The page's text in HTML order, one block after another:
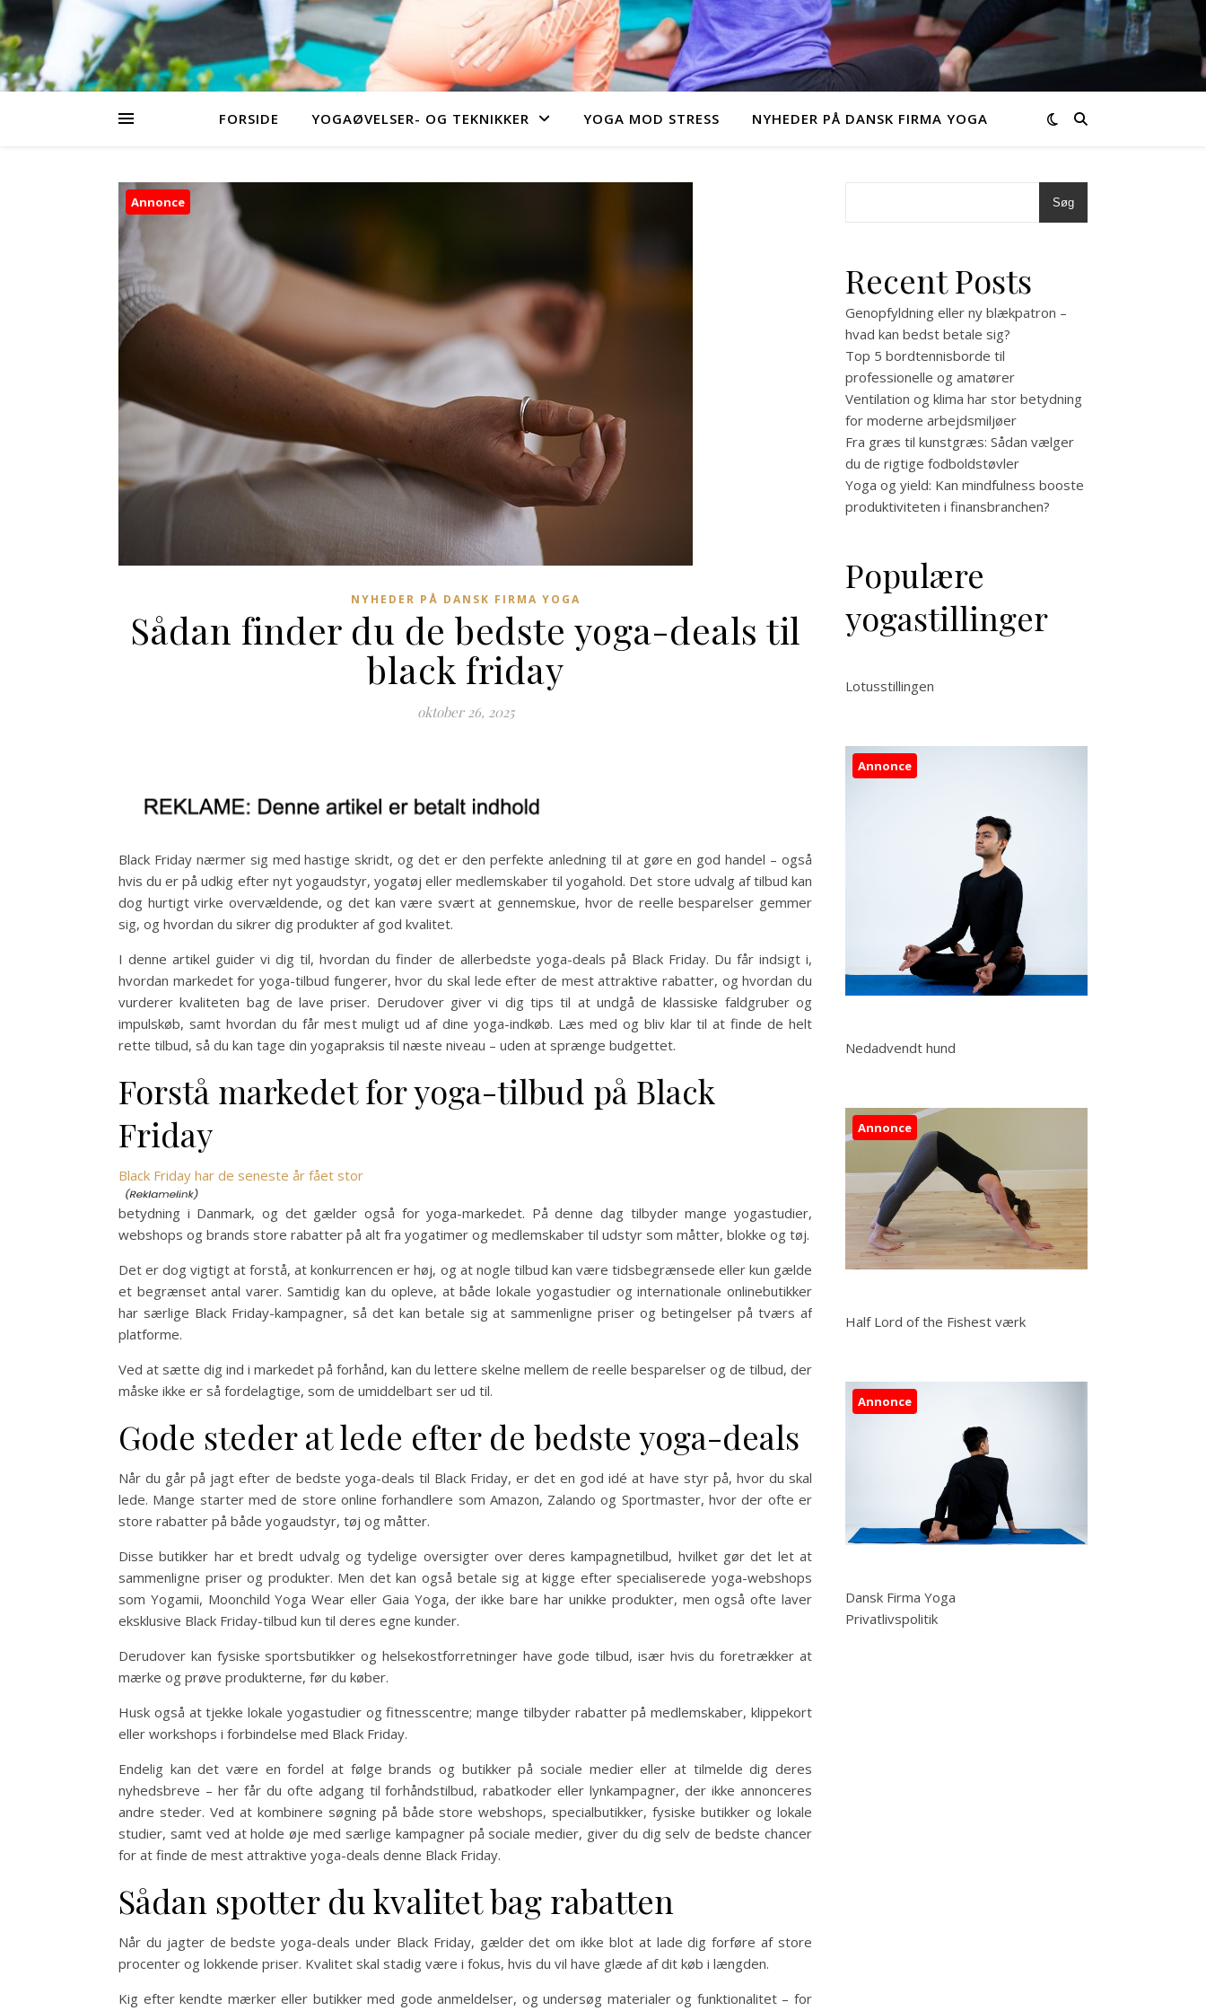
FORSIDE YOGAØVELSER- OG TEKNIKKER YOGA MOD STRESS NYHEDER PÅ DANSK FIRMA YOGA
Annonce
NYHEDER PÅ DANSK FIRMA YOGA
Sådan finder du de bedste yoga-deals til
black friday
oktober 26, 2025
Black Friday nærmer sig med hastige skridt, og det er den perfekte anledning til at gøre en god handel – også
hvis du er på udkig efter nyt yogaudstyr, yogatøj eller medlemskaber til yogahold. Det store udvalg af tilbud kan
dog hurtigt virke overvældende, og det kan være svært at gennemskue, hvor de reelle besparelser gemmer
sig, og hvordan du sikrer dig produkter af god kvalitet.
I denne artikel guider vi dig til, hvordan du finder de allerbedste yoga-deals på Black Friday. Du får indsigt i,
hvordan markedet for yoga-tilbud fungerer, hvor du skal lede efter de mest attraktive rabatter, og hvordan du
vurderer kvaliteten bag de lave priser. Derudover giver vi dig tips til at undgå de klassiske faldgruber og
impulskøb, samt hvordan du får mest muligt ud af dine yoga-indkøb. Læs med og bliv klar til at finde de helt
rette tilbud, så du kan tage din yogapraksis til næste niveau – uden at sprænge budgettet.
Forstå markedet for yoga-tilbud på Black
Friday
Black Friday har de seneste år fået stor
betydning i Danmark, og det gælder også for yoga-markedet. På denne dag tilbyder mange yogastudier,
webshops og brands store rabatter på alt fra yogatimer og medlemskaber til udstyr som måtter, blokke og tøj.
Det er dog vigtigt at forstå, at konkurrencen er høj, og at nogle tilbud kan være tidsbegrænsede eller kun gælde
et begrænset antal varer. Samtidig kan du opleve, at både lokale yogastudier og internationale onlinebutikker
har særlige Black Friday-kampagner, så det kan betale sig at sammenligne priser og betingelser på tværs af
platforme.
Ved at sætte dig ind i markedet på forhånd, kan du lettere skelne mellem de reelle besparelser og de tilbud, der
måske ikke er så fordelagtige, som de umiddelbart ser ud til.
Gode steder at lede efter de bedste yoga-deals
Når du går på jagt efter de bedste yoga-deals til Black Friday, er det en god idé at have styr på, hvor du skal
lede. Mange starter med de store online forhandlere som Amazon, Zalando og Sportmaster, hvor der ofte er
store rabatter på både yogaudstyr, tøj og måtter.
Disse butikker har et bredt udvalg og tydelige oversigter over deres kampagnetilbud, hvilket gør det let at
sammenligne priser og produkter. Men det kan også betale sig at kigge efter specialiserede yoga-webshops
som Yogamii, Moonchild Yoga Wear eller Gaia Yoga, der ikke bare har unikke produkter, men også ofte laver
eksklusive Black Friday-tilbud kun til deres egne kunder.
Derudover kan fysiske sportsbutikker og helsekostforretninger have gode tilbud, især hvis du foretrækker at
mærke og prøve produkterne, før du køber.
Husk også at tjekke lokale yogastudier og fitnesscentre; mange tilbyder rabatter på medlemskaber, klippekort
eller workshops i forbindelse med Black Friday.
Endelig kan det være en fordel at følge brands og butikker på sociale medier eller at tilmelde dig deres
nyhedsbreve – her får du ofte adgang til forhåndstilbud, rabatkoder eller lynkampagner, der ikke annonceres
andre steder. Ved at kombinere søgning på både store webshops, specialbutikker, fysiske butikker og lokale
studier, samt ved at holde øje med særlige kampagner på sociale medier, giver du dig selv de bedste chancer
for at finde de mest attraktive yoga-deals denne Black Friday.
Sådan spotter du kvalitet bag rabatten
Når du jagter de bedste yoga-deals under Black Friday, gælder det om ikke blot at lade dig forføre af store
procenter og lokkende priser. Kvalitet skal stadig være i fokus, hvis du vil have glæde af dit køb i længden.
Kig efter kendte mærker eller butikker med gode anmeldelser, og undersøg materialer og funktionalitet – for
Søg
Recent Posts
Genopfyldning eller ny blækpatron –
hvad kan bedst betale sig?
Top 5 bordtennisborde til
professionelle og amatører
Ventilation og klima har stor betydning
for moderne arbejdsmiljøer
Fra græs til kunstgræs: Sådan vælger
du de rigtige fodboldstøvler
Yoga og yield: Kan mindfulness booste
produktiviteten i finansbranchen?
Populære
yogastillinger
Lotusstillingen
Annonce
Nedadvendt hund
Annonce
Half Lord of the Fishest værk
Annonce
Dansk Firma Yoga
Privatlivspolitik